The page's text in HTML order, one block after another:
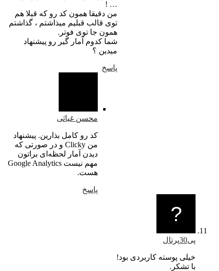
من دقیقا همون کد رو که قبلا هم
توی قالب قبلیم میذاشتم ، گذاشتم
همون جا توی فوتر.
شما کدوم آمار گیر رو پیشنهاد
میدین ؟
محسن غیاثی
کد رو کامل بذارین. پیشنهاد
من Clicky و در صورتی که
دیدن آمار لحظه‌ای براتون
مهم نیست Google Analytics
هست.
خیلی پوسته کاربردی بود!
با تشکر.